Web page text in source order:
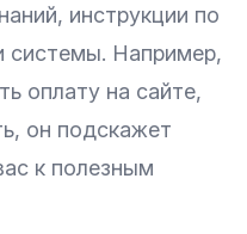
инструкции по
системы. Например,
оплату на сайте,
он подскажет
к полезным